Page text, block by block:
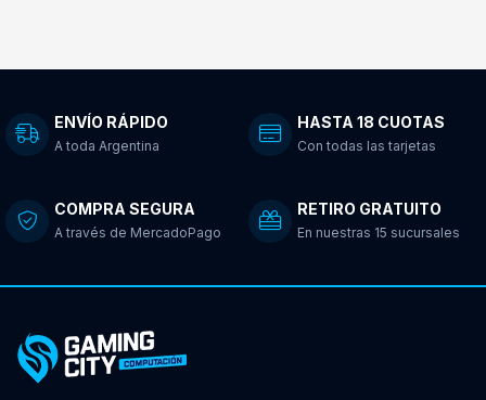
ENVÍO RÁPIDO
A toda Argentina
HASTA 18 CUOTAS
Con todas las tarjetas
COMPRA SEGURA
A través de MercadoPago
RETIRO GRATUITO
En nuestras 15 sucursales